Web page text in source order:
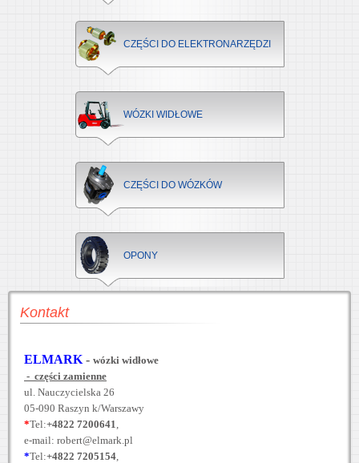
CZĘŚCI DO ELEKTRONARZĘDZI
WÓZKI WIDŁOWE
CZĘŚCI DO WÓZKÓW
OPONY
Kontakt
ELMARK - wózki widłowe
- części zamienne
ul. Nauczycielska 26
05-090 Raszyn k/Warszawy
*Tel:+4822 7200641,
e-mail: robert@elmark.pl
*Tel:+4822 7205154,